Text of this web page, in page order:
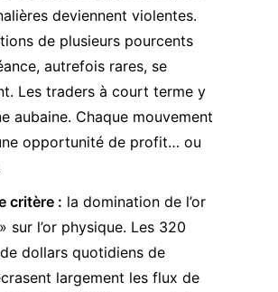
deviennent violentes.
de plusieurs pourcents
autrefois rares, se
Les traders à court terme y
aubaine. Chaque mouvement
opportunité de profit… ou
critère : la domination de l’or
sur l’or physique. Les 320
dollars quotidiens de
largement les flux de